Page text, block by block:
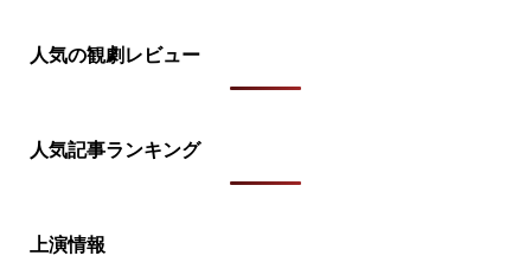
人気の観劇レビュー
人気記事ランキング
上演情報